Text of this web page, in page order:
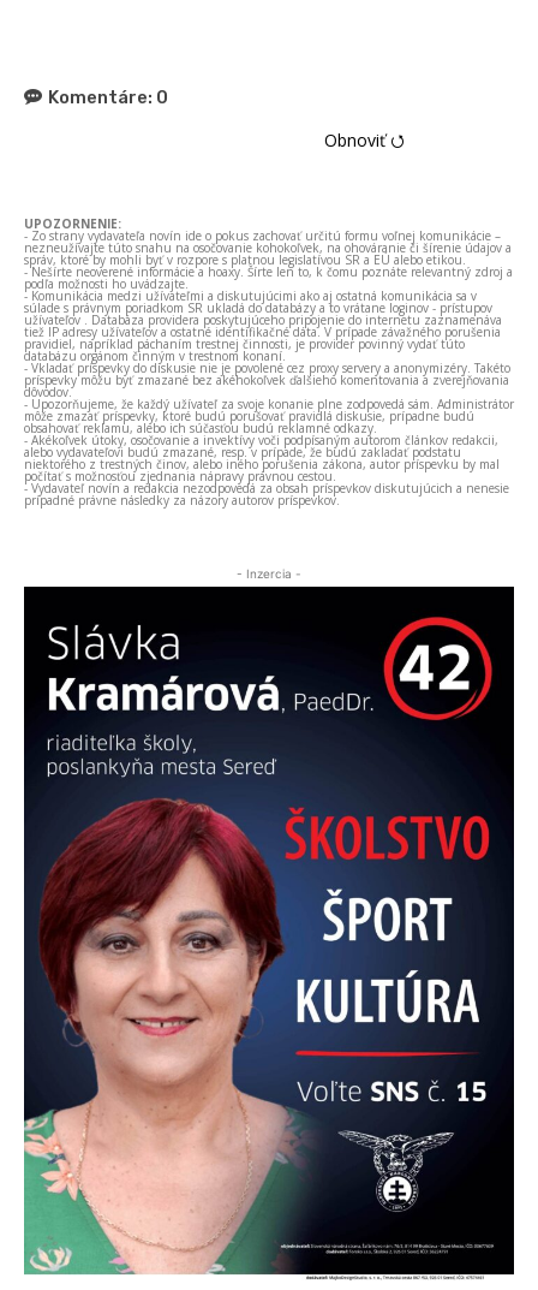
Komentáre: 0
Obnoviť ⭯
UPOZORNENIE:
- Zo strany vydavateľa novín ide o pokus zachovať určitú formu voľnej komunikácie –
nezneužívajte túto snahu na osočovanie kohokoľvek, na ohováranie či šírenie údajov a
správ, ktoré by mohli byť v rozpore s platnou legislatívou SR a EÚ alebo etikou.
- Nešírte neoverené informácie a hoaxy. Šírte len to, k čomu poznáte relevantný zdroj a
podľa možnosti ho uvádzajte.
- Komunikácia medzi užívateľmi a diskutujúcimi ako aj ostatná komunikácia sa v
súlade s právnym poriadkom SR ukladá do databázy a to vrátane loginov - prístupov
užívateľov . Databáza providera poskytujúceho pripojenie do internetu zaznamenáva
tiež IP adresy užívateľov a ostatné identifikačné dáta. V prípade závažného porušenia
pravidiel, napríklad páchaním trestnej činnosti, je provider povinný vydať túto
databázu orgánom činným v trestnom konaní.
- Vkladať príspevky do diskusie nie je povolené cez proxy servery a anonymizéry. Takéto
príspevky môžu byť zmazané bez akéhokoľvek ďalšieho komentovania a zverejňovania
dôvodov.
- Upozorňujeme, že každý užívateľ za svoje konanie plne zodpovedá sám. Administrátor
môže zmazať príspevky, ktoré budú porušovať pravidlá diskusie, prípadne budú
obsahovať reklamu, alebo ich súčasťou budú reklamné odkazy.
- Akékoľvek útoky, osočovanie a invektívy voči podpísaným autorom článkov redakcii,
alebo vydavateľovi budú zmazané, resp. v prípade, že budú zakladať podstatu
niektorého z trestných činov, alebo iného porušenia zákona, autor príspevku by mal
počítať s možnosťou zjednania nápravy právnou cestou.
- Vydavateľ novín a redakcia nezodpovedá za obsah príspevkov diskutujúcich a nenesie
prípadné právne následky za názory autorov príspevkov.
- Inzercia -